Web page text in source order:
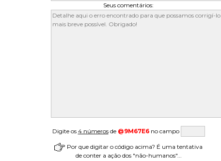
Seus comentários:
Digite os 4 númerosde @9M67E6no campo
Por que digitar o código acima? É uma tentativa
de conter a ação dos "não-humanos"...